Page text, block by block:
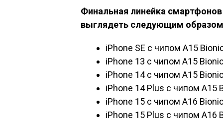
Финальная линейка
выглядеть следующим
iPhone SE с чипом A15
iPhone 13 с чипом A15
iPhone 14 с чипом A15
iPhone 14 Plus с чипом A15
iPhone 15 с чипом A16
iPhone 15 Plus с чипом A16